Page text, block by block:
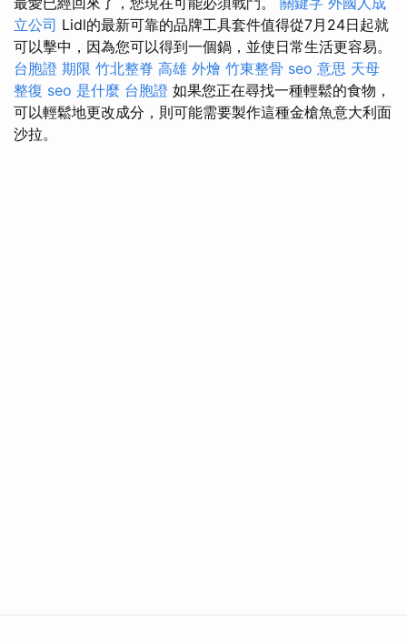
立公司 Lidl的最新可靠的品牌工具套件值得從7月24日起就
可以擊中，因為您可以得到一個鍋，並使日常生活更容易。
台胞證 期限 竹北整脊 高雄 外燴 竹東整骨 seo 意思 天母
整復 seo 是什麼 台胞證 如果您正在尋找一種輕鬆的食物，
可以輕鬆地更改成分，則可能需要製作這種金槍魚意大利面
沙拉。